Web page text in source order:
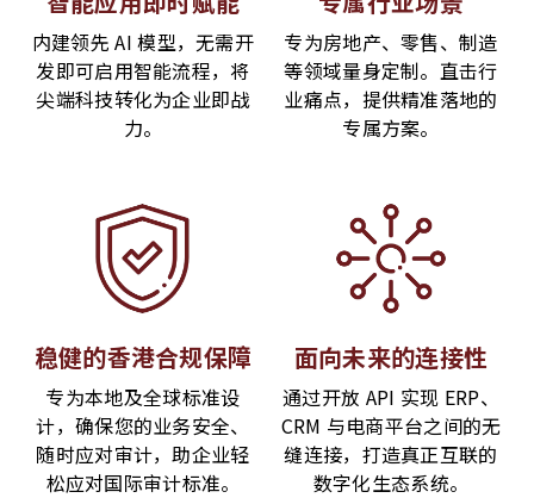
内建领先 AI 模型，无需开
发即可启用智能流程，将
尖端科技转化为企业即战
力。
专为房地产、零售、制造
等领域量身定制。直击行
业痛点，提供精准落地的
专属方案。
稳健的香港合规保障
专为本地及全球标准设
计，确保您的业务安全、
随时应对审计，助企业轻
松应对国际审计标准。
面向未来的连接性
通过开放 API 实现 ERP、
CRM 与电商平台之间的无
缝连接，打造真正互联的
数字化生态系统。